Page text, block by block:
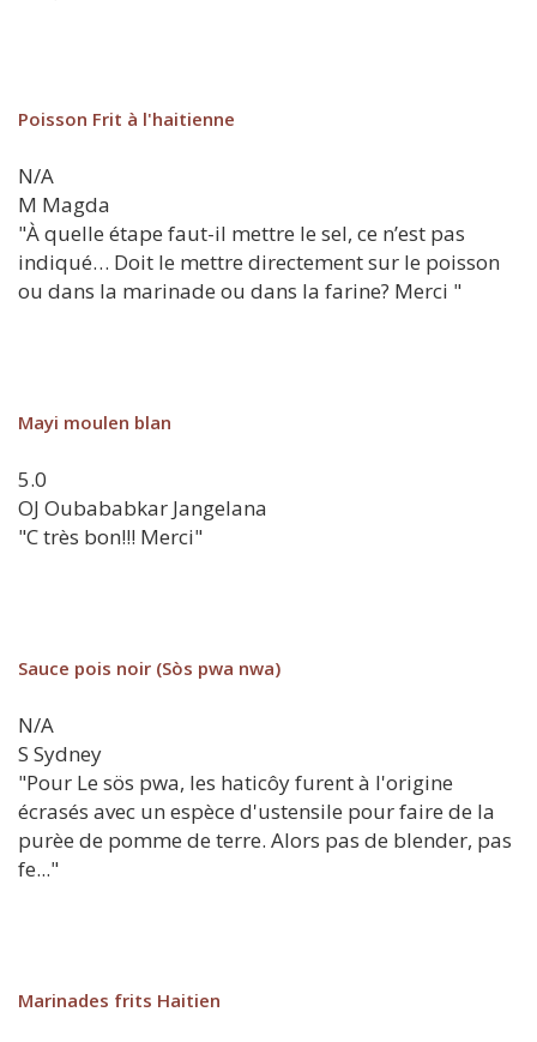
Poisson Frit à l'haitienne
N/A
M Magda
"À quelle étape faut-il mettre le sel, ce n’est pas
indiqué… Doit le mettre directement sur le poisson
ou dans la marinade ou dans la farine? Merci "
Mayi moulen blan
5.0
OJ Oubababkar Jangelana
"C très bon!!! Merci"
Sauce pois noir (Sòs pwa nwa)
N/A
S Sydney
"Pour Le sös pwa, les haticôy furent à l'origine
écrasés avec un espèce d'ustensile pour faire de la
purèe de pomme de terre. Alors pas de blender, pas
fe..."
Marinades frits Haitien